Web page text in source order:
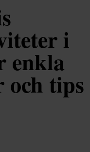
i
enkla
och tips